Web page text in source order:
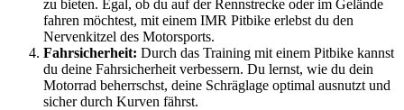
zu bieten. Egal, ob du auf der Rennstrecke oder im Gelände
fahren möchtest, mit einem IMR Pitbike erlebst du den
Nervenkitzel des Motorsports.
Fahrsicherheit: Durch das Training mit einem Pitbike kannst
du deine Fahrsicherheit verbessern. Du lernst, wie du dein
Motorrad beherrschst, deine Schräglage optimal ausnutzt und
sicher durch Kurven fährst.